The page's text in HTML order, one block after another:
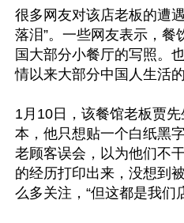
很多网友对该店老板的遭
落泪”。一些网友表示，餐
国大部分小餐厅的写照。
情以来大部分中国人生活
1月10日，该餐馆老板贾先
本，他只想贴一个白纸黑
老顾客误会，以为他们不
的经历打印出来，没想到
么多关注，“但这都是我们